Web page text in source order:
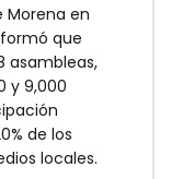
Morena en
que
asambleas,
y 9,000
de los
locales.